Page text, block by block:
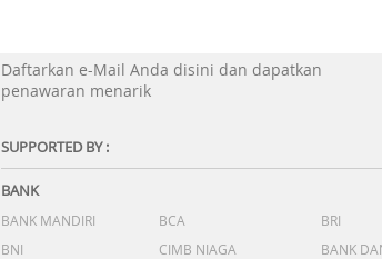
Daftarkan e-Mail Anda disini dan dapatkan
penawaran menarik
SUPPORTED BY :
BANK
BANK MANDIRI BCA
BRI
BNI
CIMB NIAGA
BANK